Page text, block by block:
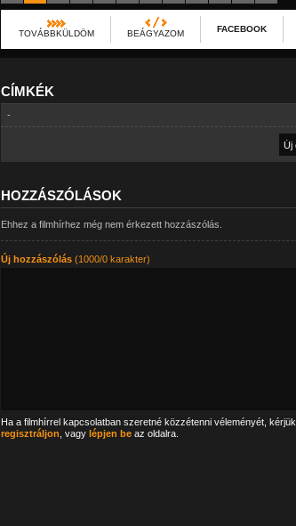
TOVÁBBKÜLDÖM BEÁGYAZOM FACEBOOK
CÍMKÉK
-
HOZZÁSZÓLÁSOK
Ehhez a filmhírhez még nem érkezett hozzászólás.
Új hozzászólás(1000/0 karakter)
Ha a filmhírrel kapcsolatban szeretné közzétenni véleményét, kérjük,
regisztráljon , vagy lépjen beaz oldalra.